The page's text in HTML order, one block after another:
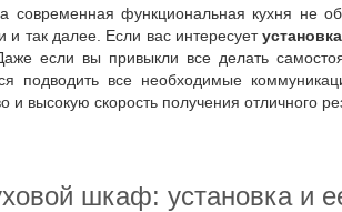
и так далее. Если вас интересует
если вы привыкли все делать
подводить все необходимые
и высокую скорость получения отличного
шкаф: установка и